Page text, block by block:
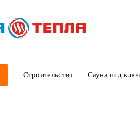
Строительство Сауна под ключ